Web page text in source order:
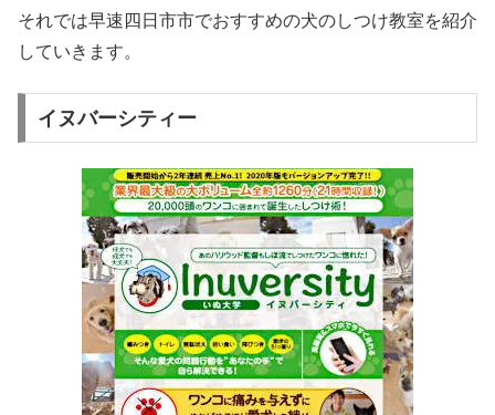
それでは早速四日市市でおすすめの犬のしつけ教室を紹介
していきます。
イヌバーシティー